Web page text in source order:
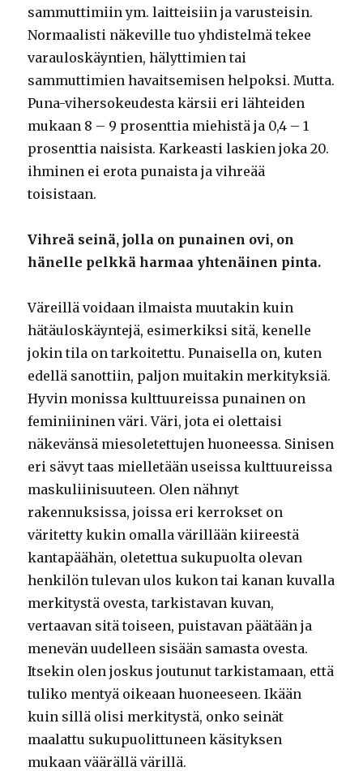
sammuttimiin ym. laitteisiin ja varusteisin.
Normaalisti näkeville tuo yhdistelmä tekee
varauloskäyntien, hälyttimien tai
sammuttimien havaitsemisen helpoksi. Mutta.
Puna-vihersokeudesta kärsii eri lähteiden
mukaan 8 – 9 prosenttia miehistä ja 0,4 – 1
prosenttia naisista. Karkeasti laskien joka 20.
ihminen ei erota punaista ja vihreää
toisistaan.
Vihreä seinä, jolla on punainen ovi, on
hänelle pelkkä harmaa yhtenäinen pinta.
Väreillä voidaan ilmaista muutakin kuin
hätäuloskäyntejä, esimerkiksi sitä, kenelle
jokin tila on tarkoitettu. Punaisella on, kuten
edellä sanottiin, paljon muitakin merkityksiä.
Hyvin monissa kulttuureissa punainen on
feminiininen väri. Väri, jota ei olettaisi
näkevänsä miesoletettujen huoneessa. Sinisen
eri sävyt taas mielletään useissa kulttuureissa
maskuliinisuuteen. Olen nähnyt
rakennuksissa, joissa eri kerrokset on
väritetty kukin omalla värillään kiireestä
kantapäähän, oletettua sukupuolta olevan
henkilön tulevan ulos kukon tai kanan kuvalla
merkitystä ovesta, tarkistavan kuvan,
vertaavan sitä toiseen, puistavan päätään ja
menevän uudelleen sisään samasta ovesta.
Itsekin olen joskus joutunut tarkistamaan, että
tuliko mentyä oikeaan huoneeseen. Ikään
kuin sillä olisi merkitystä, onko seinät
maalattu sukupuolittuneen käsityksen
mukaan väärällä värillä.